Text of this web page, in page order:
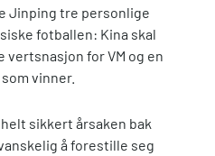
Jinping tre personlige
fotballen: Kina skal
for VM og en
vinner.
sikkert årsaken bak
å forestille seg